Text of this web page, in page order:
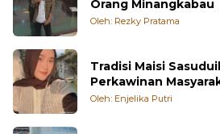
Orang Minangkabau
Oleh: Rezky Pratama
Tradisi Maisi
Perkawinan
Puluh Kota
Oleh: Enjelika Putri